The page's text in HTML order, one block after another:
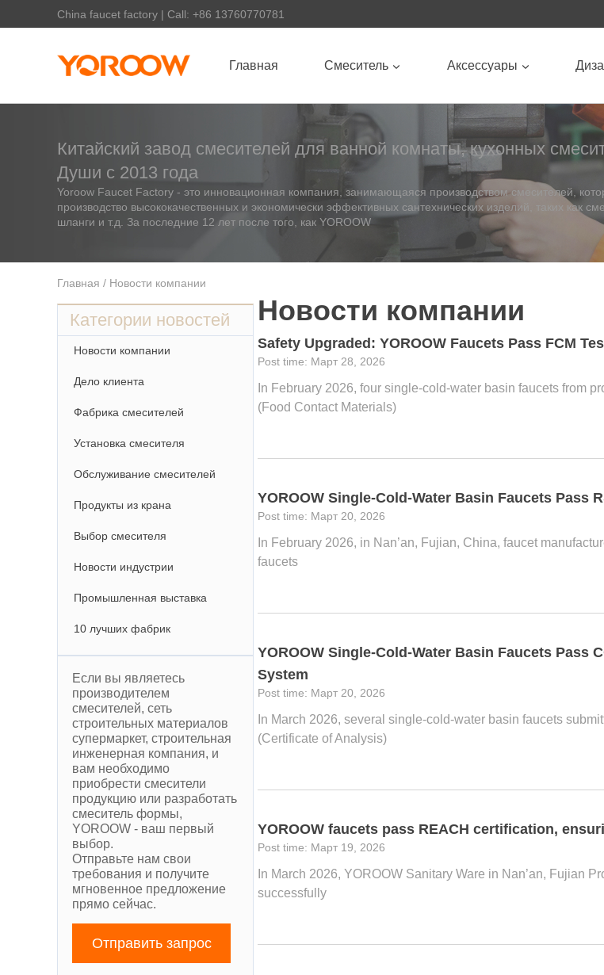
China faucet factory | Call: +86 13760770781
Главная Смеситель Аксессуары
Китайский завод смесителей для ванной комнаты, кухонных
Души с 2013 года
Yoroow Faucet Factory - это инновационная компания, занимающаяся производством смесителей,
производство высококачественных и экономически эффективных сантехнических изделий, таких как
шланги и т.д. За последние 12 лет после того, как YOROOW
Главная / Новости компании
Категории новостей
Новости компании
Дело клиента
Фабрика смесителей
Установка смесителя
Обслуживание смесителей
Продукты из крана
Выбор смесителя
Новости индустрии
Промышленная выставка
10 лучших фабрик
Если вы являетесь
производителем
смесителей, сеть
строительных материалов
супермаркет, строительная
инженерная компания, и
вам необходимо
приобрести смесители
продукцию или разработать
смеситель формы,
YOROOW - ваш первый
выбор.
Отправьте нам свои
требования и получите
мгновенное предложение
прямо сейчас.
Отправить запрос
Новости компании
Safety Upgraded: YOROOW Faucets Pass FCM
Март 28, 2026
In February 2026, four single-cold-water basin faucets from
(Food Contact Materials)
YOROOW Single-Cold-Water Basin Faucets Pass
Март 20, 2026
In February 2026, in Nan’an, Fujian, China, faucet
faucets
YOROOW Single-Cold-Water Basin Faucets Pass
System
Март 20, 2026
In March 2026, several single-cold-water basin faucets
(Certificate of Analysis)
YOROOW faucets pass REACH certification,
Март 19, 2026
In March 2026, YOROOW Sanitary Ware in Nan’an, Fujian
successfully